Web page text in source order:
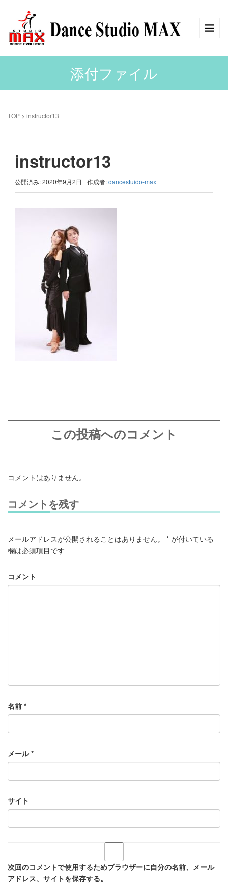
添付ファイル
TOP > instructor13
instructor13
公開済み: 2020年9月2日 作成者:dancestuido-max
この投稿へのコメント
コメントはありません。
コメントを残す
メールアドレスが公開されることはありません。 * が付いている
欄は必須項目です
コメント
名前 *
メール*
サイト
次回のコメントで使用するためブラウザーに自分の名前、メール
アドレス、サイトを保存する。